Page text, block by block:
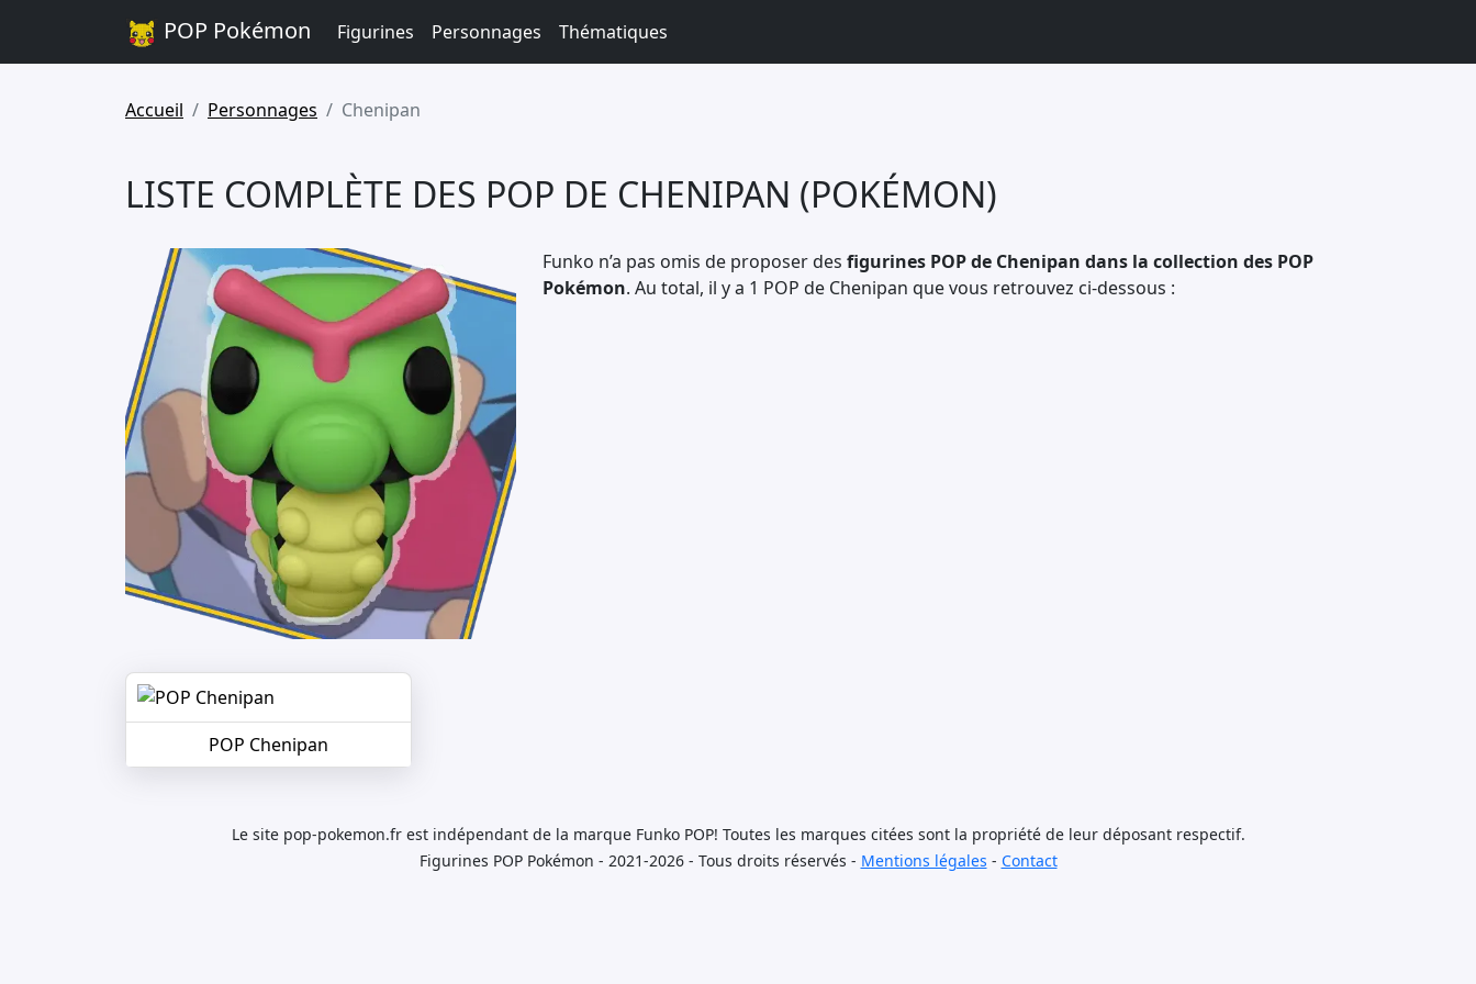
POP Pokémon Figurines Personnages Thématiques
Accueil Personnages Chenipan
LISTE COMPLÈTE DES POP DE CHENIPAN (POKÉMON)
Funko n’a pas omis de proposer des figurines POP de Chenipan dans la collection des POP
Pokémon. Au total, il y a 1 POP de Chenipan que vous retrouvez ci-dessous :
POP Chenipan
Le site pop-pokemon.fr est indépendant de la marque Funko POP! Toutes les marques citées sont la propriété de leur déposant respectif.
Figurines POP Pokémon - 2021-2026 - Tous droits réservés - Mentions légales - Contact